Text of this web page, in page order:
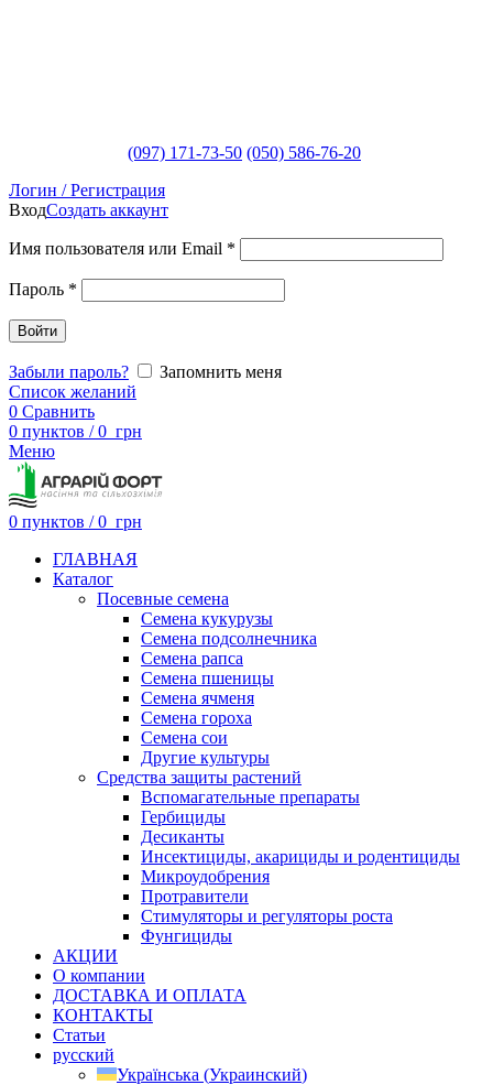
(097) 171-73-50 (050) 586-76-20
Логин / Регистрация
ВходСоздать аккаунт
Имя пользователя или Email *
Пароль *
Войти
Забыли пароль?
Запомнить меня
Список желаний
0 Сравнить
0 пунктов / 0 грн
Меню
0 пунктов / 0 грн
ГЛАВНАЯ
Каталог
Посевные семена
Семена кукурузы
Семена подсолнечника
Семена рапса
Семена пшеницы
Семена ячменя
Семена гороха
Семена сои
Другие культуры
Средства защиты растений
Вспомагательные препараты
Гербициды
Десиканты
Инсектициды, акарициды и родентициды
Микроудобрения
Протравители
Стимуляторы и регуляторы роста
Фунгициды
АКЦИИ
О компании
ДОСТАВКА И ОПЛАТА
КОНТАКТЫ
Статьи
русский
Українська (Украинский)